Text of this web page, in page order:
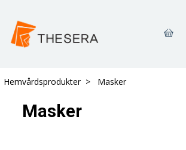
Hemvårdsprodukter Masker
Masker